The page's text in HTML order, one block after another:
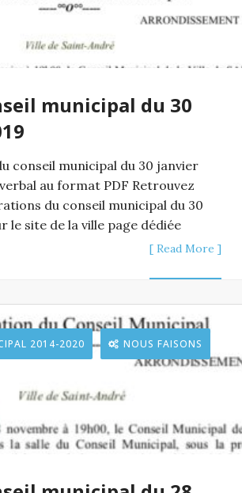
municipal du 30
conseil municipal du 30 janvier
au format PDF Retrouvez
du conseil municipal du 30
le site de la ville page dédiée
[ Read More ]
2014-2020 NOUS FAISONS